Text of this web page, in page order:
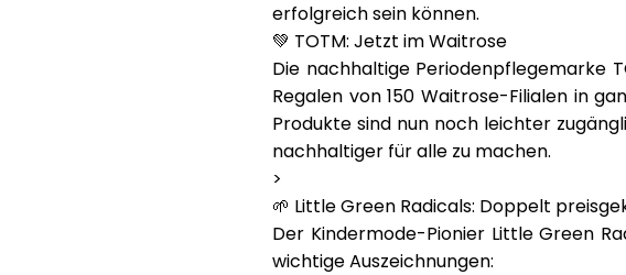
erfolgreich sein können.
💚 TOTM: Jetzt im Waitrose
Die nachhaltige Periodenpflegemarke
Regalen von150 Waitrose-Filialen in
Produkte sind nun noch leichter
nachhaltiger für alle zu machen.
>
🌱 Little Green Radicals: Doppelt
Der Kindermode-Pionier Little Green
wichtige Auszeichnungen: